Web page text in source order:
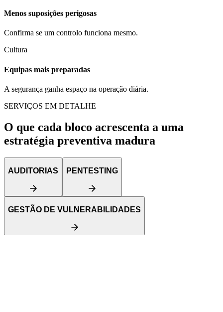
Menos suposições perigosas
Confirma se um controlo funciona mesmo.
Cultura
Equipas mais preparadas
A segurança ganha espaço na operação diária.
SERVIÇOS EM DETALHE
O que cada bloco acrescenta a uma
estratégia preventiva madura
AUDITORIAS PENTESTING
GESTÃO DE VULNERABILIDADES